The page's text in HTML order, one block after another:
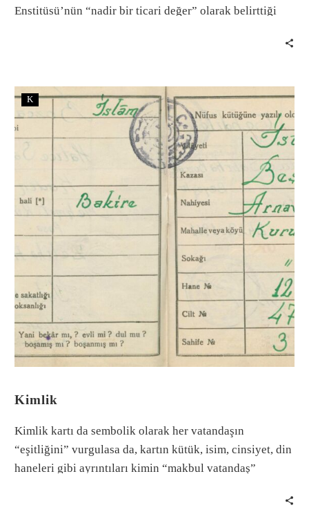
Enstitüsü’nün “nadir bir ticari değer” olarak belirttiği
K
Kimlik
Kimlik kartı da sembolik olarak her vatandaşın
“eşitliğini” vurgulasa da, kartın kütük, isim, cinsiyet, din
haneleri gibi ayrıntıları kimin “makbul vatandaş”